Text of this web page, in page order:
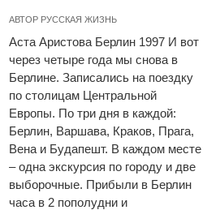
АВТОР РУССКАЯ ЖИЗНЬ
Аста Аристова Берлин 1997 И вот
через четыре года мы снова в
Берлине. Записались на поездку
по столицам Центральной
Европы. По три дня в каждой:
Берлин, Варшава, Краков, Прага,
Вена и Будапешт. В каждом месте
– одна экскурсия по городу и две
выборочные. Прибыли в Берлин
часа в 2 пополудни и